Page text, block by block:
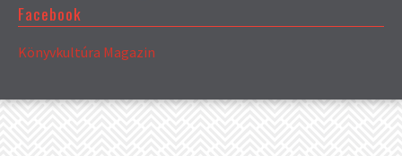
Facebook
Könyvkultúra Magazin